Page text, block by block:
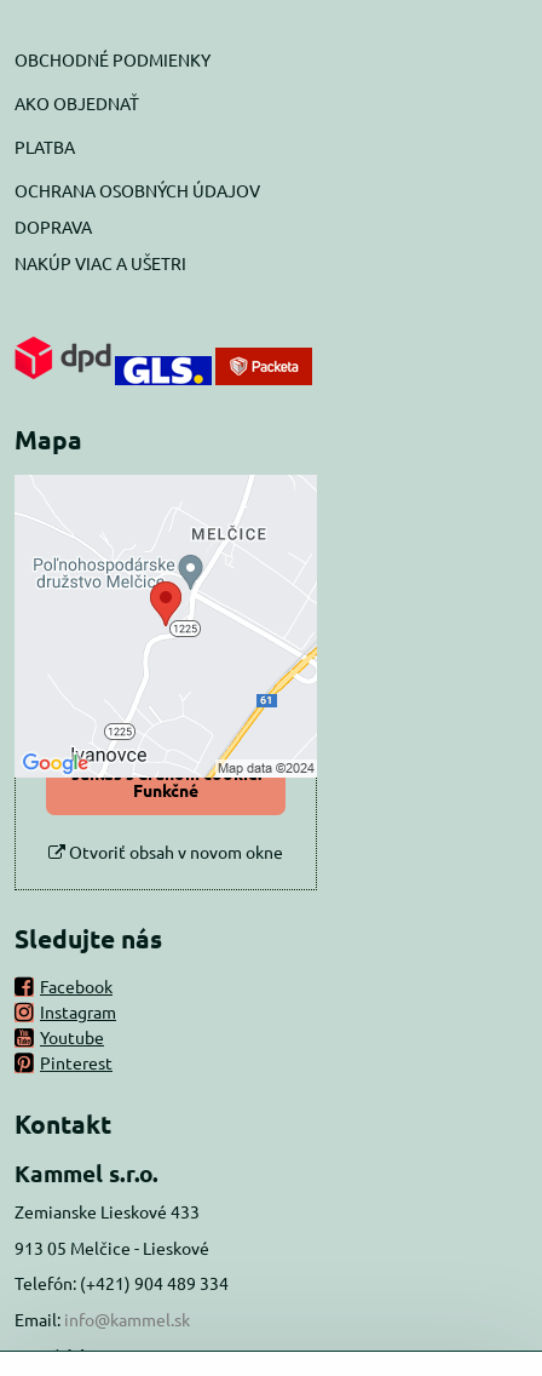
OBCHODNÉ PODMIENKY
AKO OBJEDNAŤ
PLATBA
OCHRANA OSOBNÝCH ÚDAJOV
DOPRAVA
NAKÚP VIAC A UŠETRI
Mapa
Externý obsah je
blokovaný Voľbami
súkromia
Prajete si načítať externý obsah?
Povoliť tentokrát
Povoliť a zapamätať -
súhlas s druhom cookie:
Funkčné
Otvoriť obsah v novom okne
Sledujte nás
Facebook
Instagram
Youtube
Pinterest
Kontakt
Kammel s.r.o.
Zemianske Lieskové 433
913 05 Melčice - Lieskové
Telefón: (+421) 904 489 334
Email: info@kammel.sk
Prevádzka: